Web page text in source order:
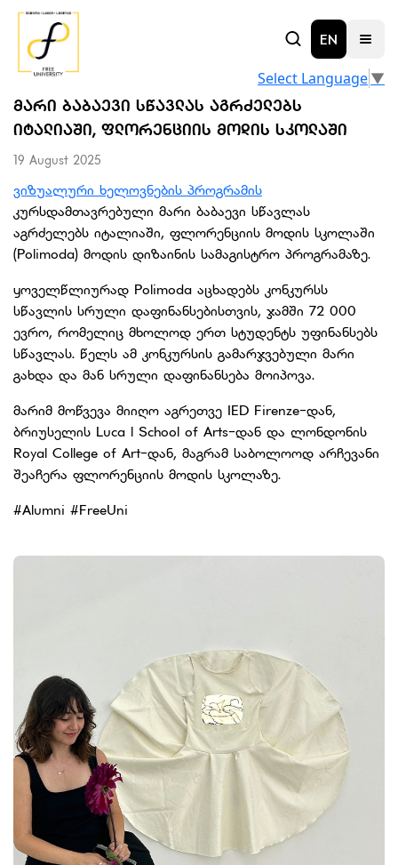
EN
Select Language▼
ᲛᲐᲠᲘ ᲑᲐᲑᲐᲔᲕᲘ ᲡᲬᲐᲕᲚᲐᲡ ᲐᲒᲠᲫᲔᲚᲔᲑᲡ
ᲘᲢᲐᲚᲘᲐᲨᲘ, ᲤᲚᲝᲠᲔᲜᲪᲘᲘᲡ ᲛᲝᲓᲘᲡ ᲡᲙᲝᲚᲐᲨᲘ
19 August 2025
ვიზუალური ხელოვნების პროგრამის
კურსდამთავრებული მარი ბაბაევი სწავლას
აგრძელებს იტალიაში, ფლორენციის მოდის სკოლაში
(Polimoda) მოდის დიზაინის სამაგისტრო პროგრამაზე.
ყოველწლიურად Polimoda აცხადებს კონკურსს
სწავლის სრული დაფინანსებისთვის, ჯამში 72 000
ევრო, რომელიც მხოლოდ ერთ სტუდენტს უფინანსებს
სწავლას. წელს ამ კონკურსის გამარჯვებული მარი
გახდა და მან სრული დაფინანსება მოიპოვა.
მარიმ მოწვევა მიიღო აგრეთვე IED Firenze-დან,
ბრიუსელის Luca l School of Arts-დან და ლონდონის
Royal College of Art-დან, მაგრამ საბოლოოდ არჩევანი
შეაჩერა ფლორენციის მოდის სკოლაზე.
#Alumni #FreeUni